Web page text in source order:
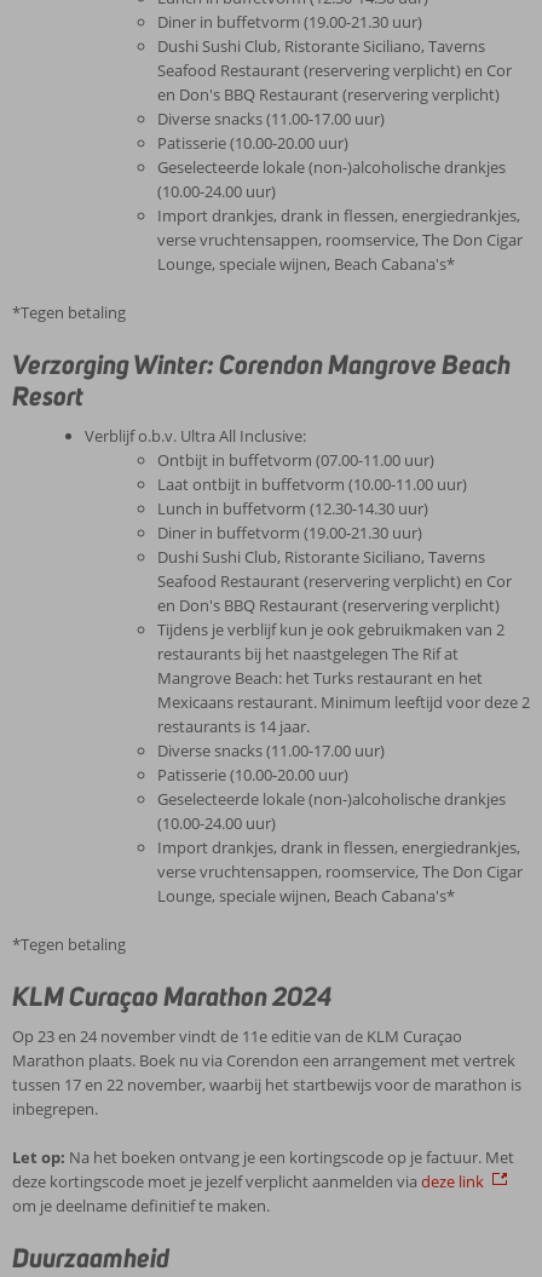
Diner in buffetvorm (19.00-21.30 uur)
Dushi Sushi Club, Ristorante Siciliano, Taverns
Seafood Restaurant (reservering verplicht) en Cor
en Don's BBQ Restaurant (reservering verplicht)
Diverse snacks (11.00-17.00 uur)
Patisserie (10.00-20.00 uur)
Geselecteerde lokale (non-)alcoholische drankjes
(10.00-24.00 uur)
Import drankjes, drank in flessen, energiedrankjes,
verse vruchtensappen, roomservice, The Don Cigar
Lounge, speciale wijnen, Beach Cabana's*
*Tegen betaling
Verzorging Winter: Corendon Mangrove Beach
Resort
Verblijf o.b.v. Ultra All Inclusive:
Ontbijt in buffetvorm (07.00-11.00 uur)
Laat ontbijt in buffetvorm (10.00-11.00 uur)
Lunch in buffetvorm (12.30-14.30 uur)
Diner in buffetvorm (19.00-21.30 uur)
Dushi Sushi Club, Ristorante Siciliano, Taverns
Seafood Restaurant (reservering verplicht) en Cor
en Don's BBQ Restaurant (reservering verplicht)
Tijdens je verblijf kun je ook gebruikmaken van 2
restaurants bij het naastgelegen The Rif at
Mangrove Beach: het Turks restaurant en het
Mexicaans restaurant. Minimum leeftijd voor deze 2
restaurants is 14 jaar.
Diverse snacks (11.00-17.00 uur)
Patisserie (10.00-20.00 uur)
Geselecteerde lokale (non-)alcoholische drankjes
(10.00-24.00 uur)
Import drankjes, drank in flessen, energiedrankjes,
verse vruchtensappen, roomservice, The Don Cigar
Lounge, speciale wijnen, Beach Cabana's*
*Tegen betaling
KLM Curaçao Marathon 2024
Op 23 en 24 november vindt de 11e editie van de KLM Curaçao
Marathon plaats. Boek nu via Corendon een arrangement met vertrek
tussen 17 en 22 november, waarbij het startbewijs voor de marathon is
inbegrepen.
Let op: Na het boeken ontvang je een kortingscode op je factuur. Met
deze kortingscode moet je jezelf verplicht aanmelden via deze link
om je deelname definitief te maken.
Duurzaamheid